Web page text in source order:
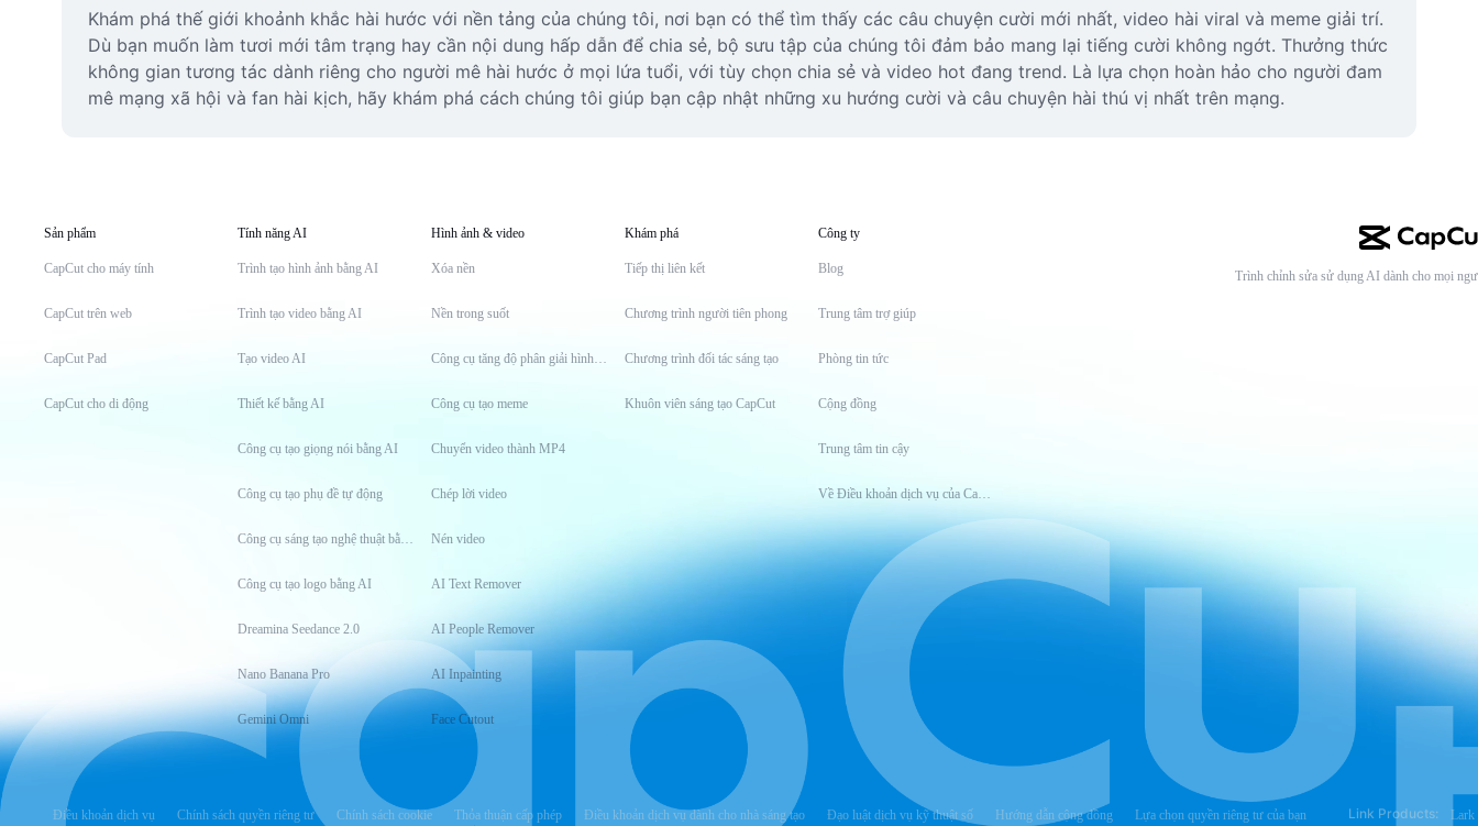
Khám phá thế giới khoảnh khắc hài hước với nền tảng của chúng tôi, nơi bạn có thể tìm thấy các câu chuyện cười mới nhất, video hài viral và meme giải trí.
Dù bạn muốn làm tươi mới tâm trạng hay cần nội dung hấp dẫn để chia sẻ, bộ sưu tập của chúng tôi đảm bảo mang lại tiếng cười không ngớt. Thưởng thức
không gian tương tác dành riêng cho người mê hài hước ở mọi lứa tuổi, với tùy chọn chia sẻ và video hot đang trend. Là lựa chọn hoàn hảo cho người đam
mê mạng xã hội và fan hài kịch, hãy khám phá cách chúng tôi giúp bạn cập nhật những xu hướng cười và câu chuyện hài thú vị nhất trên mạng.
Sản phẩm
CapCut cho máy tính
CapCut trên web
CapCut Pad
CapCut cho di động
Tính năng AI
Trình tạo hình ảnh bằng AI
Trình tạo video bằng AI
Tạo video AI
Thiết kế bằng AI
Công cụ tạo giọng nói bằng AI
Công cụ tạo phụ đề tự động
Công cụ sáng tạo nghệ thuật bằng AI
Công cụ tạo logo bằng AI
Dreamina Seedance 2.0
Nano Banana Pro
Gemini Omni
Hình ảnh & video
Xóa nền
Nền trong suốt
Công cụ tăng độ phân giải hình ảnh
Công cụ tạo meme
Chuyển video thành MP4
Chép lời video
Nén video
AI Text Remover
AI People Remover
AI Inpainting
Face Cutout
Khám phá
Tiếp thị liên kết
Chương trình người tiên phong
Chương trình đối tác sáng tạo
Khuôn viên sáng tạo CapCut
Công ty
Blog
Trung tâm trợ giúp
Phòng tin tức
Cộng đồng
Trung tâm tin cậy
Về Điều khoản dịch vụ của CapCut
Trình chỉnh sửa sử dụng AI dành cho mọi
Điều khoản dịch vụ Chính sách quyền riêng tư Chính sách cookie Thỏa thuận cấp phép Điều khoản dịch vụ dành cho nhà sáng tạo Đạo luật dịch vụ kỹ thuật số Hướng dẫn cộng đồng Lựa chọn quyền riêng tư của bạn Link Products: Lark